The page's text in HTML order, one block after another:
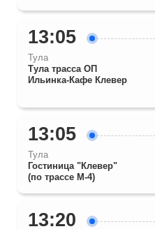
13:05
Тула
Тула трасса ОП
Ильинка-Кафе Клевер
13:05
Тула
Гостиница "Клевер"
(по трассе М-4)
13:20